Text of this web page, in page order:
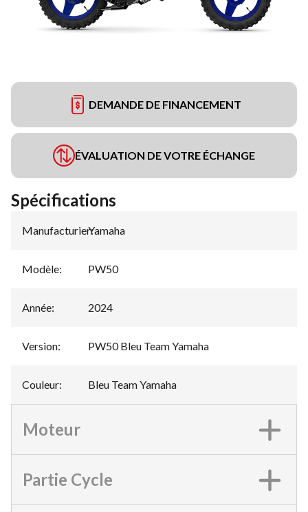
DEMANDE DE FINANCEMENT
ÉVALUATION DE VOTRE ÉCHANGE
Spécifications
Manufacturier:
Yamaha
Modèle: PW50
Année: 2024
Version: PW50 Bleu Team Yamaha
Couleur: Bleu Team Yamaha
Moteur
Partie Cycle